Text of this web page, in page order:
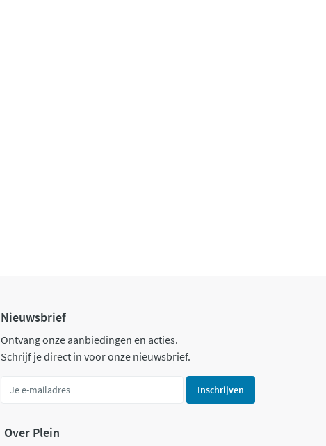
Nieuwsbrief
Ontvang onze aanbiedingen en acties.
Schrijf je direct in voor onze nieuwsbrief.
Inschrijven
Over Plein